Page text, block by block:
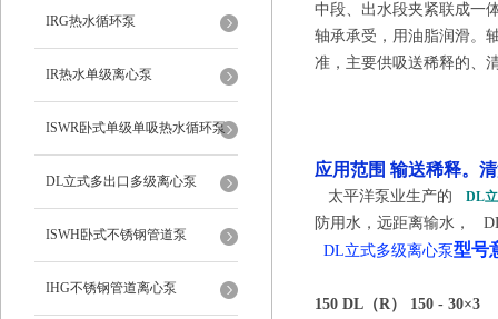
IRG热水循环泵
IR热水单级离心泵
ISWR卧式单级单吸热水循环泵
DL立式多出口多级离心泵
ISWH卧式不锈钢管道泵
IHG不锈钢管道离心泵
中段、出水段夹紧联成一
轴承承受，用油脂润滑。
准，主要供吸送稀释的、
应用范围 输送稀释。
太平洋泵业生产的 DL
防用水，远距离输水，
DL立式多级离心泵型号
150 DL（R） 150 - 30×3